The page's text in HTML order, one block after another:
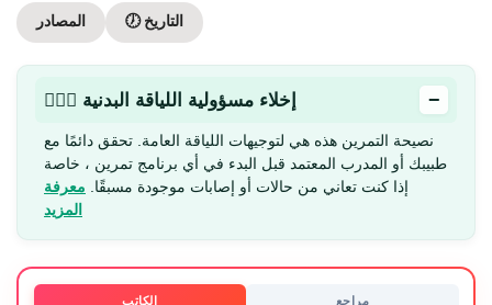
المصادر 🕖 التاريخ
🏋🏻‍♂️ إخلاء مسؤولية اللياقة البدنية −
نصيحة التمرين هذه هي لتوجيهات اللياقة العامة. تحقق دائمًا مع
طبيبك أو المدرب المعتمد قبل البدء في أي برنامج تمرين ، خاصة
إذا كنت تعاني من حالات أو إصابات موجودة مسبقًا. معرفة
المزيد
الكاتب مراجع